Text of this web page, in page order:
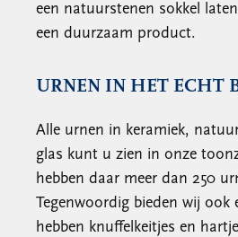
een natuurstenen sokkel
een duurzaam product.
URNEN IN HET ECHT
Alle urnen in keramiek,
glas kunt u zien in onze
hebben daar meer dan 250
Tegenwoordig bieden wij ook
hebben knuffelkeitjes en